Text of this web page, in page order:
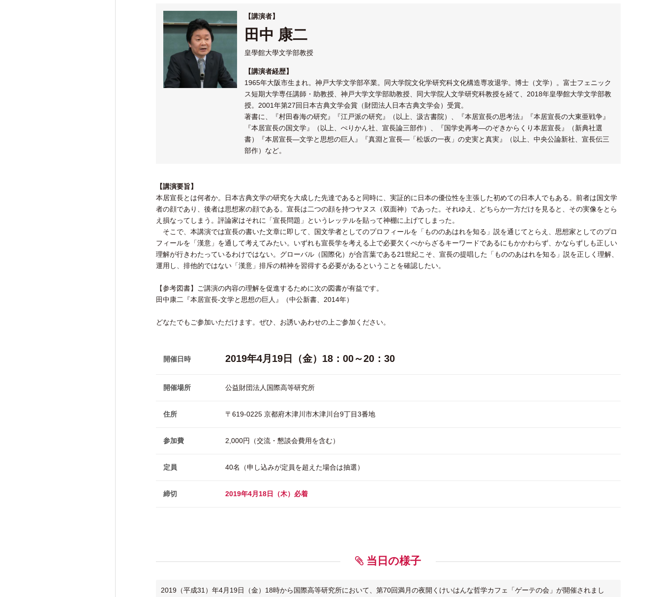
【講演者】
田中 康二
皇學館大學文学部教授
【講演者経歴】
1965年大阪市生まれ。神戸大学文学部卒業。同大学院文化学研究科文化構造専攻退学。博士（文学）。富士フェニック
ス短期大学専任講師・助教授、神戸大学文学部助教授、同大学院人文学研究科教授を経て、2018年皇學館大学文学部教
授。2001年第27回日本古典文学会賞（財団法人日本古典文学会）受賞。
著書に、『村田春海の研究』『江戸派の研究』（以上、汲古書院）、『本居宣長の思考法』『本居宣長の大東亜戦争』
『本居宣長の国文学』（以上、ぺりかん社、宣長論三部作）、『国学史再考―のぞきからくり本居宣長』（新典社選
書）『本居宣長―文学と思想の巨人』『真淵と宣長―「松坂の一夜」の史実と真実』（以上、中央公論新社、宣長伝三
部作）など。
【講演要旨】
本居宣長とは何者か。日本古典文学の研究を大成した先達であると同時に、実証的に日本の優位性を主張した初めての日本人でもある。前者は国文学
者の顔であり、後者は思想家の顔である。宣長は二つの顔を持つヤヌス（双面神）であった。それゆえ、どちらか一方だけを見ると、その実像をとら
え損なってしまう。評論家はそれに「宣長問題」というレッテルを貼って神棚に上げてしまった。
そこで、本講演では宣長の書いた文章に即して、国文学者としてのプロフィールを「もののあはれを知る」説を通じてとらえ、思想家としてのプロ
フィールを「漢意」を通して考えてみたい。いずれも宣長学を考える上で必要欠くべからざるキーワードであるにもかかわらず、かならずしも正しい
理解が行きわたっているわけではない。グローバル（国際化）が合言葉である21世紀こそ、宣長の提唱した「もののあはれを知る」説を正しく理解、
運用し、排他的ではない「漢意」排斥の精神を習得する必要があるということを確認したい。
【参考図書】ご講演の内容の理解を促進するために次の図書が有益です。
田中康二『本居宣長-文学と思想の巨人』（中公新書、2014年）
どなたでもご参加いただけます。ぜひ、お誘いあわせの上ご参加ください。
開催日時 2019年4月19日（金）18：00～20：30
開催場所 公益財団法人国際高等研究所
住所 〒619-0225 京都府木津川市木津川台9丁目3番地
参加費 2,000円（交流・懇談会費用を含む）
定員 40名（申し込みが定員を超えた場合は抽選）
締切 2019年4月18日（木）必着
当日の様子
2019（平成31）年4月19日（金）18時から国際高等研究所において、第70回満月の夜開くけいはんな哲学カフェ「ゲーテの会」が開催されまし